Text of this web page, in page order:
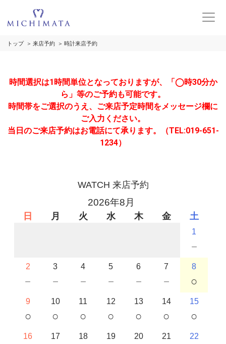
トップ 来店予約 時計来店予約
時間選択は1時間単位となっておりますが、「◯時30分か
ら」等のご予約も可能です。
時間帯をご選択のうえ、ご来店予定時間をメッセージ欄に
ご入力ください。
当日のご来店予約はお電話にて承ります。（TEL:019-651-
1234）
WATCH 来店予約
2026年8月
日 月 火 水 木 金 土
1
－
2
－
3
－
4
－
5
－
6
－
7
－
8
○
9
○
10
○
11
○
12
○
13
○
14
○
15
○
16 17 18 19 20 21 22